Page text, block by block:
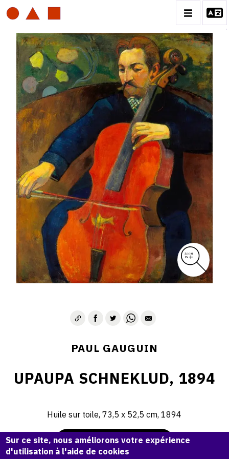
PAUL GAUGUIN
BIOGRAPHIE
CATALOGUE DES OEUVRES
ESTAMPE
PEINTURE
CONTACT
PAUL GAUGUIN
UPAUPA SCHNEKLUD, 1894
Huile sur toile, 73,5 x 52,5 cm, 1894
Demande d'information
Sur ce site, nous améliorons votre expérience
d'utilisation à l'aide de cookies